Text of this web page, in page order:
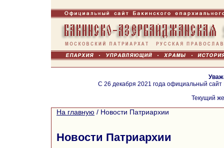
С 26 декабря 2021 года официальный
Текущий
На главную / Новости Патриархии
Новости Патриархии